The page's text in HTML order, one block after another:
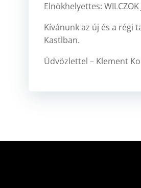
Elnökhelyettes:
Kívánunk az új és a régi
Kastlban.
Üdvözlettel – Klement